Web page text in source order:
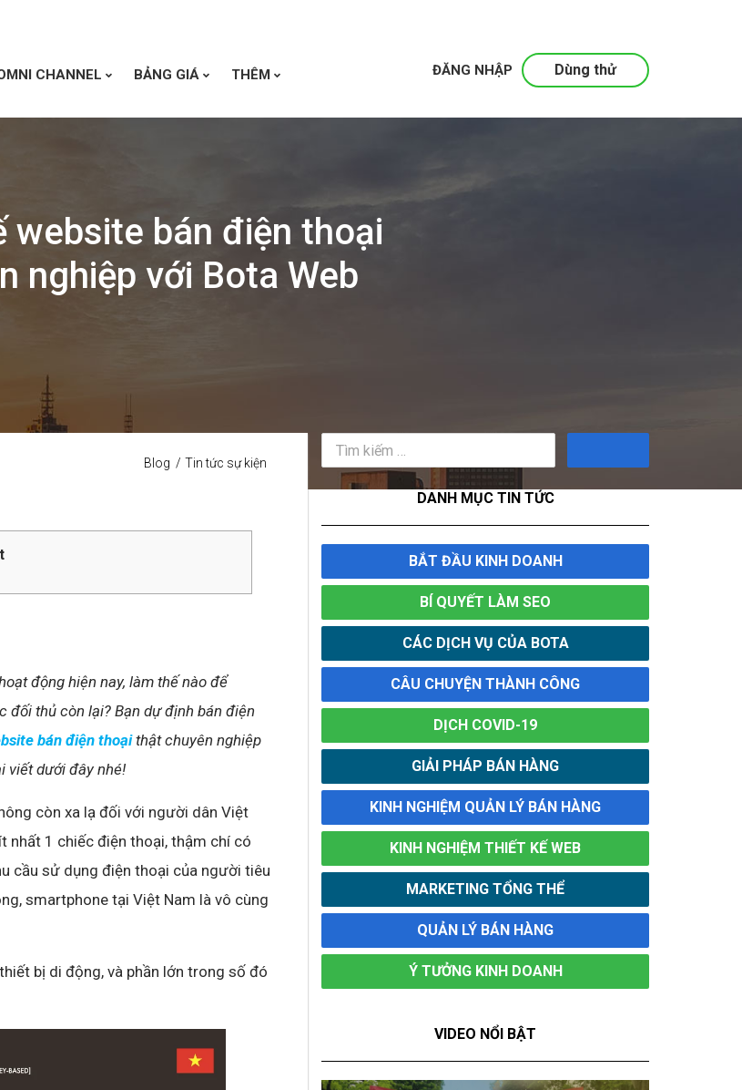
CHANNEL BẢNG GIÁ THÊM Dùng thử
ĐĂNG NHẬP
website bán điện thoại
nghiệp với Bota Web
Blog Tin tức sự kiện
động hiện nay, làm thế nào để
đối thủ còn lại? Bạn dự định bán điện
bán điện thoạithật chuyên nghiệp
viết dưới đây nhé!
còn xa lạ đối với người dân Việt
nhất 1 chiếc điện thoại, thậm chí có
cầu sử dụng điện thoại của người tiêu
smartphone tại Việt Nam là vô cùng
bị di động, và phần lớn trong số đó
DANH MỤC TIN TỨC
BẮT ĐẦU KINH DOANH
BÍ QUYẾT LÀM SEO
CÁC DỊCH VỤ CỦA BOTA
CÂU CHUYỆN THÀNH CÔNG
DỊCH COVID-19
GIẢI PHÁP BÁN HÀNG
KINH NGHIỆM QUẢN LÝ BÁN HÀNG
KINH NGHIỆM THIẾT KẾ WEB
MARKETING TỔNG THỂ
QUẢN LÝ BÁN HÀNG
Ý TƯỞNG KINH DOANH
VIDEO NỔI BẬT